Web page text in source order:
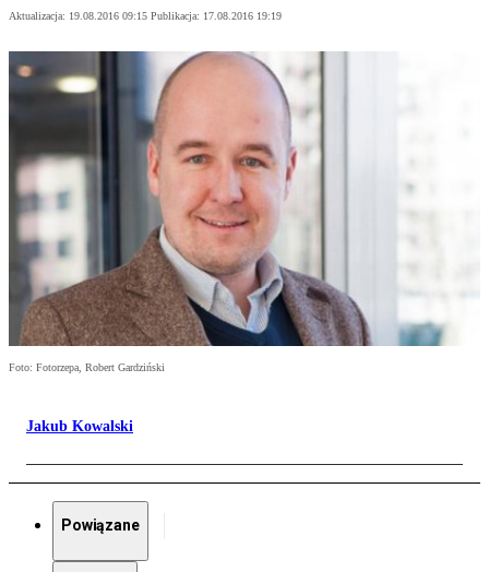
Aktualizacja: 19.08.2016 09:15 Publikacja: 17.08.2016 19:19
Foto: Fotorzepa, Robert Gardziński
Jakub Kowalski
Powiązane